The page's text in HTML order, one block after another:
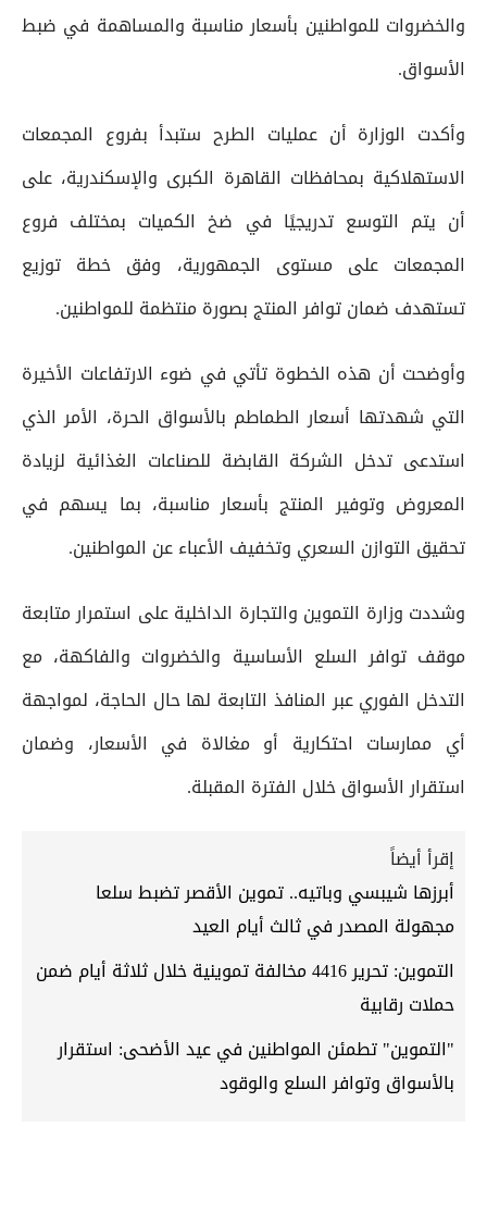
والخضروات للمواطنين بأسعار مناسبة والمساهمة في ضبط
الأسواق.
وأكدت الوزارة أن عمليات الطرح ستبدأ بفروع المجمعات
الاستهلاكية بمحافظات القاهرة الكبرى والإسكندرية، على
أن يتم التوسع تدريجيًا في ضخ الكميات بمختلف فروع
المجمعات على مستوى الجمهورية، وفق خطة توزيع
تستهدف ضمان توافر المنتج بصورة منتظمة للمواطنين.
وأوضحت أن هذه الخطوة تأتي في ضوء الارتفاعات الأخيرة
التي شهدتها أسعار الطماطم بالأسواق الحرة، الأمر الذي
استدعى تدخل الشركة القابضة للصناعات الغذائية لزيادة
المعروض وتوفير المنتج بأسعار مناسبة، بما يسهم في
تحقيق التوازن السعري وتخفيف الأعباء عن المواطنين.
وشددت وزارة التموين والتجارة الداخلية على استمرار متابعة
موقف توافر السلع الأساسية والخضروات والفاكهة، مع
التدخل الفوري عبر المنافذ التابعة لها حال الحاجة، لمواجهة
أي ممارسات احتكارية أو مغالاة في الأسعار، وضمان
استقرار الأسواق خلال الفترة المقبلة.
إقرأ أيضاً
أبرزها شيبسي وباتيه.. تموين الأقصر تضبط سلعا
مجهولة المصدر في ثالث أيام العيد
التموين: تحرير 4416 مخالفة تموينية خلال ثلاثة أيام ضمن
حملات رقابية
"التموين" تطمئن المواطنين في عيد الأضحى: استقرار
بالأسواق وتوافر السلع والوقود